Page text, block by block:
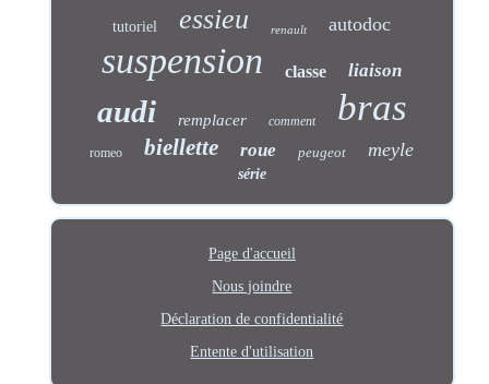
tutoriel essieu renault autodoc
suspension classe liaison
audi remplacer comment bras
romeo biellette roue peugeot meyle
série
Page d'accueil
Nous joindre
Déclaration de confidentialité
Entente d'utilisation